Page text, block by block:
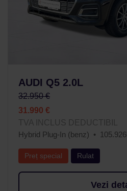
AUDI Q5 2.0L
32.950 €
31.990 €
TVA INCLUS DEDUCTIBIL
Hybrid Plug-In (benz)
Preț special Rulat
Vezi